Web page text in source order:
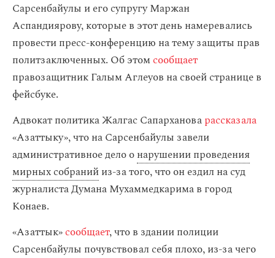
Сарсенбайулы и его супругу Маржан
Аспандиярову, которые в этот день намеревались
провести пресс-конференцию на тему защиты прав
политзаключенных. Об этомсообщает
правозащитник Галым Аглеуов на своей странице в
фейсбуке.
Адвокат политика Жалгас Сапархановарассказала
«Азаттыку», что на Сарсенбайулы завели
административное дело онарушении проведения
мирных собранийиз-за того, что он ездил на суд
журналиста Думана Мухаммедкарима в город
Конаев.
«Азаттык»сообщает, что в здании полиции
Сарсенбайулы почувствовал себя плохо, из-за чего